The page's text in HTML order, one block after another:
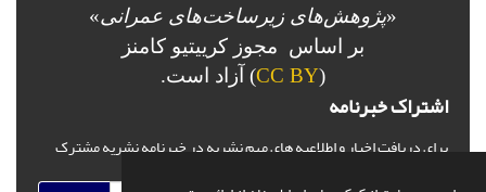
«پژوهش‌های زیرساخت‌های عمرانی»
بر اساس مجوز کرییتیو کامنز
(
CC BY) آزاد است.
اشتراک خبرنامه
برای دریافت اخبار و اطلاعیه های مهم نشریه در خبرنامه نشریه مشترک